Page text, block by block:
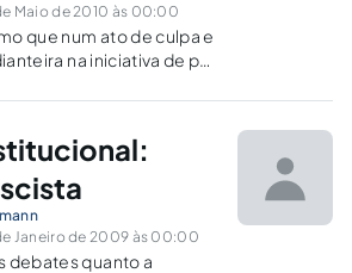
Maio de 2010 às 00:00
que num ato de culpa e
na iniciativa de pôr
Depois do fim do
Janeiro de 2009 às 00:00
debates quanto a